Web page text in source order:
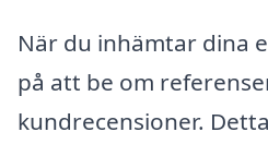
När du inhämtar dina
på att be om
kundrecensioner.